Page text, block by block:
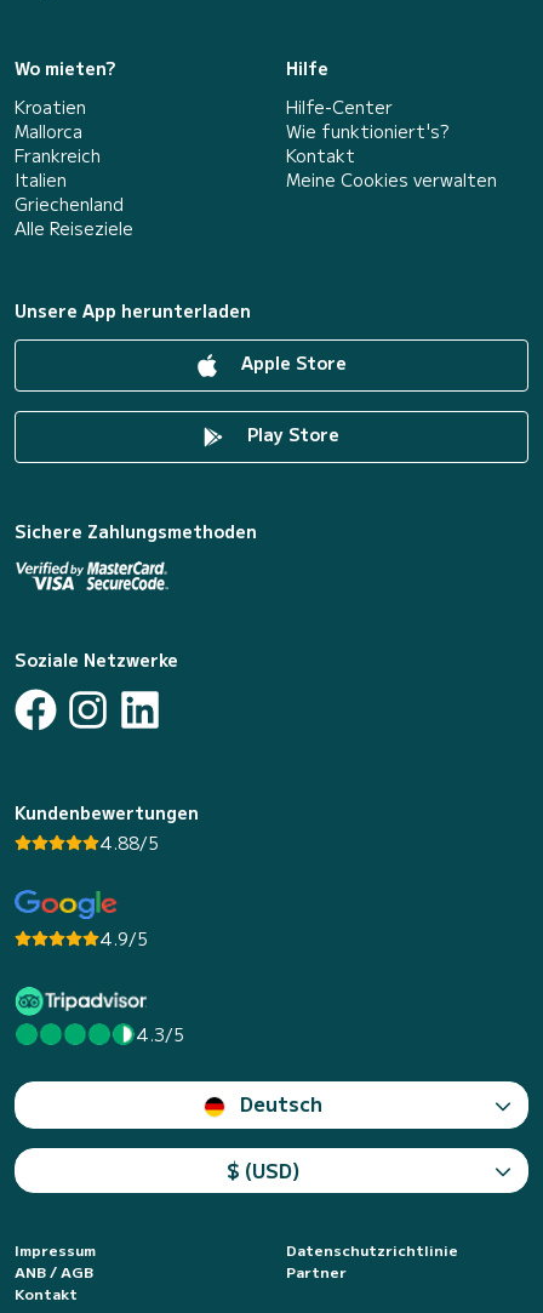
Wo mieten?
Kroatien
Mallorca
Frankreich
Italien
Griechenland
Alle Reiseziele
Hilfe
Hilfe-Center
Wie funktioniert's?
Kontakt
Meine Cookies verwalten
Unsere App herunterladen
Apple Store
Play Store
Sichere Zahlungsmethoden
Soziale Netzwerke
Kundenbewertungen
4.88/5
4.9/5
4.3/5
Deutsch
$ (USD)
Impressum
Datenschutzrichtlinie
ANB / AGB
Partner
Kontakt